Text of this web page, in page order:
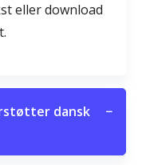
eller download
dansk
−